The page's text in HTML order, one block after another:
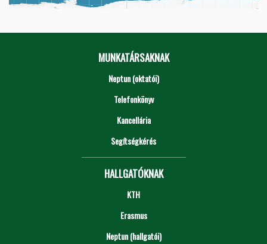
MUNKATÁRSAKNAK
Neptun (oktatói)
Telefonkönyv
Kancellária
Segítségkérés
HALLGATÓKNAK
KTH
Erasmus
Neptun (hallgatói)